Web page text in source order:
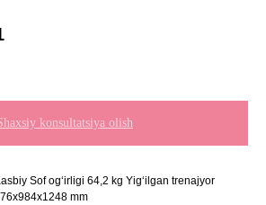
konsultatsiya olish
Sof og‘irligi 64,2 kg Yig‘ilgan trenajyor
mm